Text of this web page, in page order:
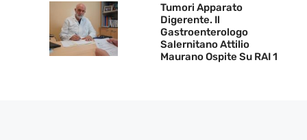
Tumori Apparato
Digerente. Il
Gastroenterologo
Salernitano Attilio
Maurano Ospite Su RAI 1